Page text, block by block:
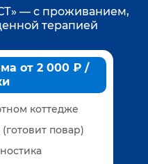
— с проживанием,
терапией
от 2 000 ₽ /
коттедже
повар)